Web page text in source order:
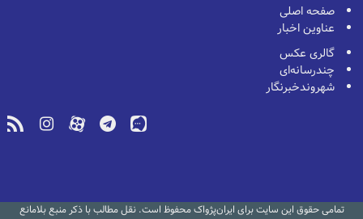
صفحه اصلی
عناوین اخبار
گالری عکس
چندرسانه‌ای
شهروندخبرنگار
تمامی حقوق این سایت برای ایران‌پژواک محفوظ است. نقل مطالب با ذکر منبع بلامانع